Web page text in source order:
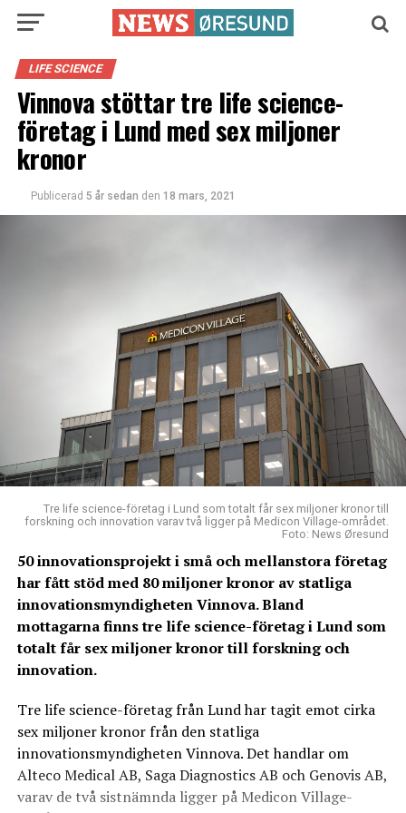
LIFE SCIENCE
Vinnova stöttar tre life science-
företag i Lund med sex miljoner
kronor
Publicerad 5 år sedan den 18 mars, 2021
Tre life science-företag i Lund som totalt får sex miljoner kronor till
forskning och innovation varav två ligger på Medicon Village-området.
Foto: News Øresund
50 innovationsprojekt i små och mellanstora företag
har fått stöd med 80 miljoner kronor av statliga
innovationsmyndigheten Vinnova. Bland
mottagarna finns tre life science-företag i Lund som
totalt får sex miljoner kronor till forskning och
innovation.
Tre life science-företag från Lund har tagit emot cirka
sex miljoner kronor från den statliga
innovationsmyndigheten Vinnova. Det handlar om
Alteco Medical AB, Saga Diagnostics AB och Genovis AB,
varav de två sistnämnda ligger på Medicon Village-